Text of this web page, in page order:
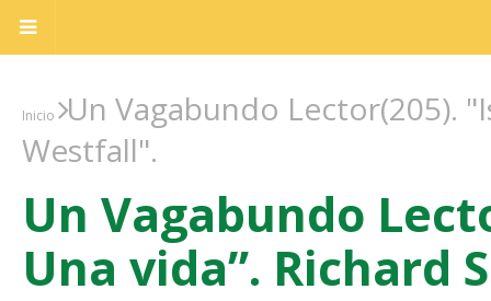
Inicio
Un Vagabundo Lector(205).
Westfall".
Un Vagabundo
Una vida”. Richard